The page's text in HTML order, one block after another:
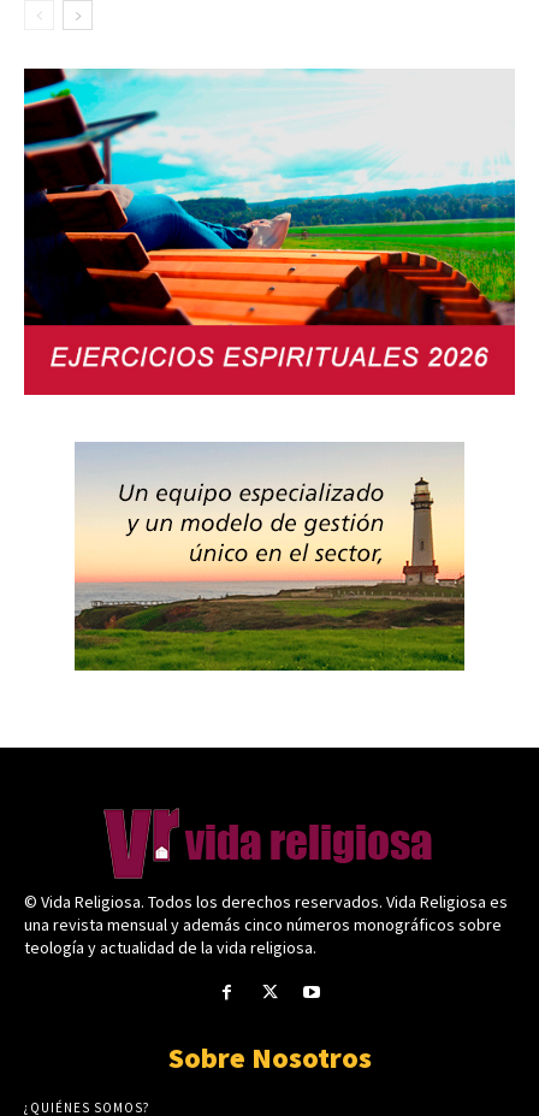
© Vida Religiosa. Todos los derechos reservados. Vida Religiosa es
una revista mensual y además cinco números monográficos sobre
teología y actualidad de la vida religiosa.
Sobre Nosotros
¿QUIÉNES SOMOS?